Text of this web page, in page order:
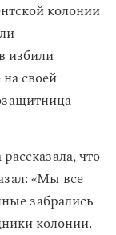
колонии
избили
своей
что
«Мы все
забрались
колонии.